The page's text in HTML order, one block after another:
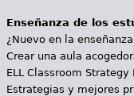
Enseñanza de los
¿Nuevo en la
Crear una aula
ELL Classroom Strategy
Estrategias y mejores